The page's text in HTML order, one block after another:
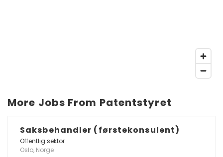
More Jobs From Patentstyret
Saksbehandler (førstekonsulent)
Offentlig sektor
Oslo, Norge